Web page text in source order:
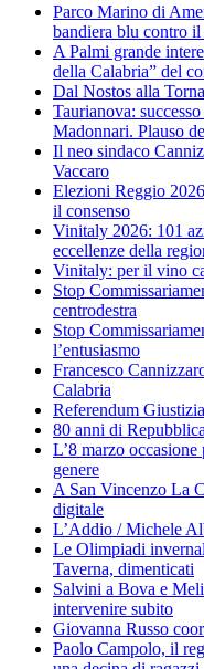
Parco Marino di
bandiera blu contro il
A Palmi grande
della Calabria” del
Dal Nostos alla
Taurianova:
Madonnari. Plauso
Il neo sindaco
Vaccaro
Elezioni Reggio
il consenso
Vinitaly 2026: 101
eccellenze della
Vinitaly: per il vino
Stop
centrodestra
Stop
l’entusiasmo
Francesco
Calabria
Referendum
80 anni di
L’8 marzo
genere
A San Vincenzo La
digitale
L’Addio / Michele
Le Olimpiadi
Taverna, dimenticati
Salvini a Bova e
intervenire subito
Giovanna Russo
Paolo Campolo, il